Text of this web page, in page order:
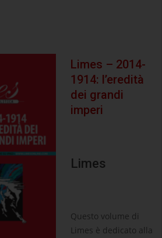
Limes – 2014-
1914: l’eredità
dei grandi
imperi
Limes
Questo volume di
Limes è dedicato alla